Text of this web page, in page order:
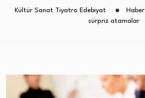
Kültür Sanat Tiyatro Edebiyat Haber
sürpriz atamalar